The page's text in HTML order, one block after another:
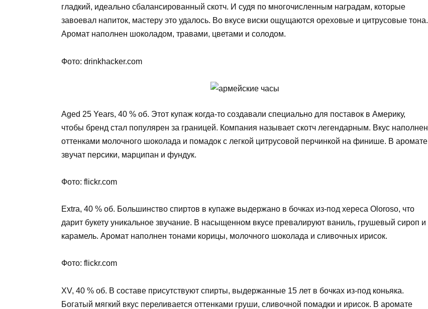
гладкий, идеально сбалансированный скотч. И судя по многочисленным наградам, которые
завоевал напиток, мастеру это удалось. Во вкусе виски ощущаются ореховые и цитрусовые тона.
Аромат наполнен шоколадом, травами, цветами и солодом.
Фото: drinkhacker.com
Aged 25 Years, 40 % об. Этот купаж когда-то создавали специально для поставок в Америку,
чтобы бренд стал популярен за границей. Компания называет скотч легендарным. Вкус наполнен
оттенками молочного шоколада и помадок с легкой цитрусовой перчинкой на финише. В аромате
звучат персики, марципан и фундук.
Фото: flickr.com
Extra, 40 % об. Большинство спиртов в купаже выдержано в бочках из-под хереса Oloroso, что
дарит букету уникальное звучание. В насыщенном вкусе превалируют ваниль, грушевый сироп и
карамель. Аромат наполнен тонами корицы, молочного шоколада и сливочных ирисок.
Фото: flickr.com
XV, 40 % об. В составе присутствуют спирты, выдержанные 15 лет в бочках из-под коньяка.
Богатый мягкий вкус переливается оттенками груши, сливочной помадки и ирисок. В аромате